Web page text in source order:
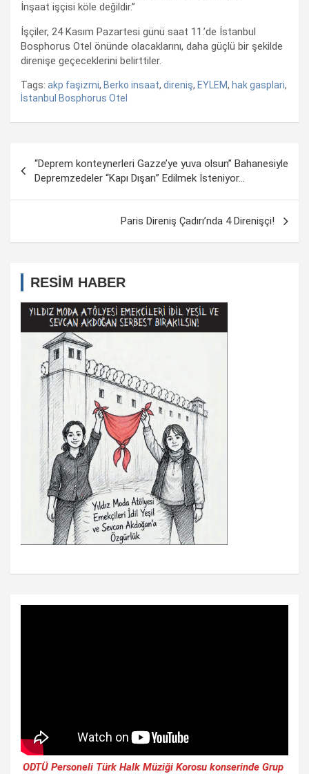
İnşaat işçisi köle değildir.”
İşçiler, 24 Kasım Pazartesi günü saat 11.’de İstanbul
Bosphorus Otel önünde olacaklarını, daha güçlü bir şekilde
direnişe geçeceklerini belirttiler.
Tags: akp faşizmi, Berko insaat, direniş, EYLEM, hak gasplari,
İstanbul Bosphorus Otel
dolaşımı
“Deprem konteynerleri Gazze’ye yuva olsun” Bahanesiyle
Depremzedeler “Kapı Dışarı” Edilmek İsteniyor…
Paris Direniş Çadırı’nda 4 Direnişçi!
RESİM HABER
ODTÜ Personeli Türk Halk Müziği Korosu konserinde Grup